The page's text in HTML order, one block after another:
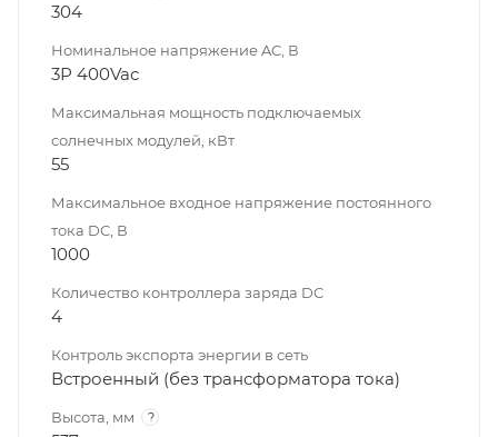
304
Номинальное напряжение AC, В
3Р 400Vac
Максимальная мощность подключаемых
солнечных модулей, кВт
55
Максимальное входное напряжение постоянного
тока DC, В
1000
Количество контроллера заряда DC
4
Контроль экспорта энергии в сеть
Встроенный (без трансформатора тока)
Высота, мм ?